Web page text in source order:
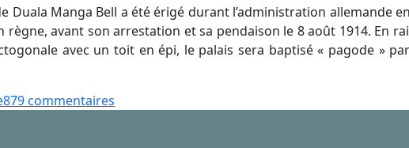
Duala Manga Bell a été érigé durant l’administration allemande
règne, avant son arrestation et sa pendaison le 8 août 1914. En
avec un toit en épi, le palais sera baptisé « pagode »
879 commentaires